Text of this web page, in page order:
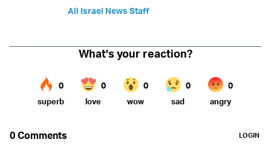
All Israel News Staff